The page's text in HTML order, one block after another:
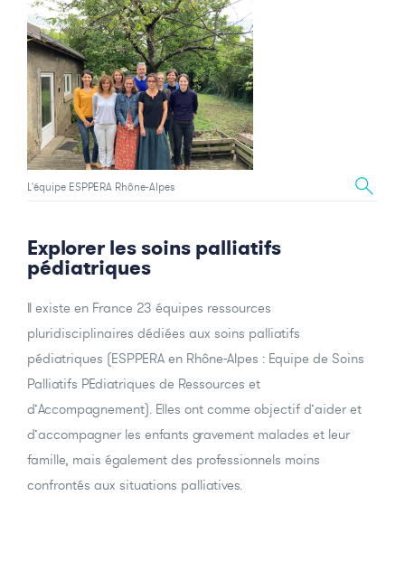
L'équipe ESPPERA Rhône-Alpes
Explorer les soins palliatifs
pédiatriques
Il existe en France 23 équipes ressources
pluridisciplinaires dédiées aux soins palliatifs
pédiatriques (ESPPERA en Rhône-Alpes : Equipe de Soins
Palliatifs PEdiatriques de Ressources et
d’Accompagnement). Elles ont comme objectif d’aider et
d’accompagner les enfants gravement malades et leur
famille, mais également des professionnels moins
confrontés aux situations palliatives.